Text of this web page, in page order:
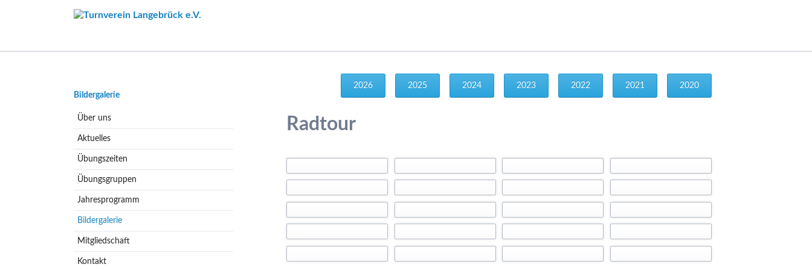
2026 2025 2024 2023 2022 2021 2020
Radtour
Navigation
Bildergalerie
Über uns
Aktuelles
Übungszeiten
Übungsgruppen
Jahresprogramm
Bildergalerie
Mitgliedschaft
Kontakt